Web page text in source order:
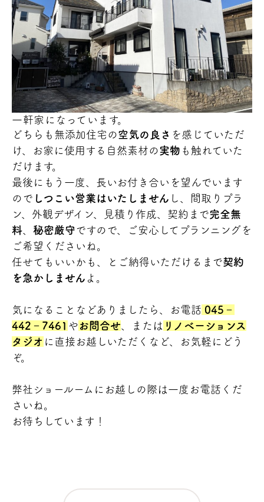
一軒家になっています。
どちらも無添加住宅の空気の良さ を感じていただ
け、お家に使用する自然素材の実物 も触れていた
だけます。
最後にもう一度、長いお付き合いを望んでいます
ので しつこい営業はいたしません し、間取りプラ
ン、外観デザイン、見積り作成、契約まで完全無
料
秘密厳守ですので、ご安心してプランニングを
ご希望くださいね。
任せてもいいかも、とご納得いただけるまで契約
を急かしません よ。
気になることなどありましたら、お電話 045‐
442‐7461 や お問合せ 、または リノベーションス
タジオ に直接お越しいただくなど、お気軽にどう
ぞ。
弊社ショールームにお越しの際は一度お電話くだ
さいね。
お待ちしています！